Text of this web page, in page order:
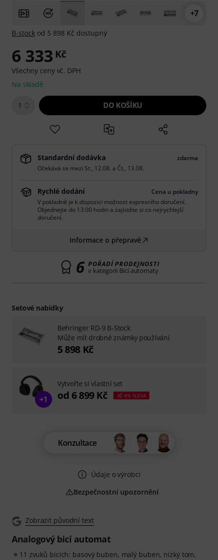
+7
Zobrazit původní text
Analogový bicí automat
11 zvuků bicích: basový buben, malý buben, nízký tom,
B-stock od 5 898 Kč dostupný
6 333 Kč
Všechny ceny vč. DPH
Na skladě
1 DO KOŠÍKU
Standardní dodávka
zdarma
Očekává se mezi St., 12.08. a Čt., 13.08.
Rychlé dodání
Cena u pokladny
V pokladně je k dispozici možnost expresního doručení.
Objednejte do 13:00 hodin a zajistěte si co nejrychlejší
doručení.
Informace o přepravě
6 POŘADÍ PRODEJNOSTI
v kategorii Bicí automaty
Konzultace
Údaje o výrobci
Bezpečnostní upozornění
Setové nabídky
Behringer RD-9 B-Stock
Může mít drobné známky používání
5 898 Kč
+1
Vytvořte si vlastní set
od 6 899 Kč AŽ 4% SLEVA